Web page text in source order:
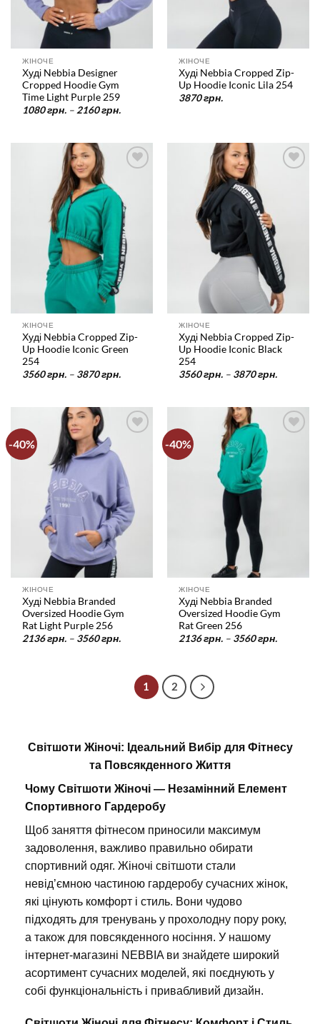
Світшоти Жіночі: Ідеальний Вибір для Фітнесу
та Повсякденного Життя
Чому Світшоти Жіночі — Незамінний Елемент
Спортивного Гардеробу
Щоб заняття фітнесом приносили максимум
задоволення, важливо правильно обирати
спортивний одяг. Жіночі світшоти стали
невід’ємною частиною гардеробу сучасних жінок,
які цінують комфорт і стиль. Вони чудово
підходять для тренувань у прохолодну пору року,
а також для повсякденного носіння. У нашому
інтернет-магазині NEBBIA ви знайдете широкий
асортимент сучасних моделей, які поєднують у
собі функціональність і привабливий дизайн.
ЖІНОЧЕ
Худі Nebbia Designer
Cropped Hoodie Gym
Time Light Purple 259
1080грн. – 2160грн.
до
2160 грн.
ЖІНОЧЕ
Худі Nebbia Cropped Zip-
Up Hoodie Iconic Lila 254
3870грн.
бажань
ЖІНОЧЕ
Худі Nebbia Cropped Zip-
Up Hoodie Iconic Green
254
3560грн. – 3870грн.
до
3870 грн.
ЖІНОЧЕ
Худі Nebbia Cropped Zip-
Up Hoodie Iconic Black
254
3560грн. – 3870грн.
до
3870
-40%
бажань
ЖІНОЧЕ
Худі Nebbia Branded
Oversized Hoodie Gym
Rat Light Purple 256
2136грн. – 3560грн.Діапазон
3560 грн.
-40%
ЖІНОЧЕ
Худі Nebbia Branded
Oversized Hoodie Gym
Rat Green 256
2136грн. – 3560грн.
1 2